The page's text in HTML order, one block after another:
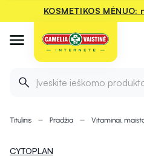
KOSMETIKOS
Įveskite ieškomo
Titulinis Pradžia Vitaminai,
CYTOPLAN